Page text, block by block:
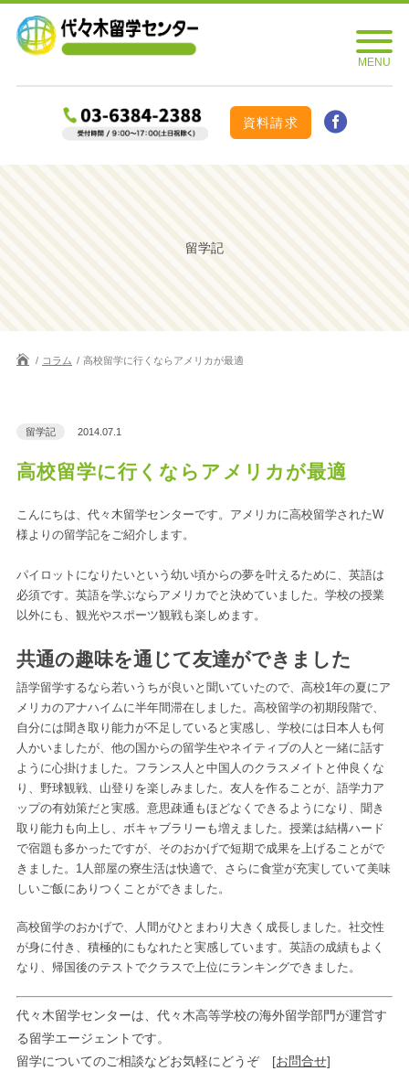
資料請求
留学記
コラム 高校留学に行くならアメリカが最適
留学記 2014.07.1
高校留学に行くならアメリカが最適
こんにちは、代々木留学センターです。アメリカに高校留学されたW
様よりの留学記をご紹介します。
パイロットになりたいという幼い頃からの夢を叶えるために、英語は
必須です。英語を学ぶならアメリカでと決めていました。学校の授業
以外にも、観光やスポーツ観戦も楽しめます。
共通の趣味を通じて友達ができました
語学留学するなら若いうちが良いと聞いていたので、高校1年の夏にア
メリカのアナハイムに半年間滞在しました。高校留学の初期段階で、
自分には聞き取り能力が不足していると実感し、学校には日本人も何
人かいましたが、他の国からの留学生やネイティブの人と一緒に話す
ように心掛けました。フランス人と中国人のクラスメイトと仲良くな
り、野球観戦、山登りを楽しみました。友人を作ることが、語学力ア
ップの有効策だと実感。意思疎通もほどなくできるようになり、聞き
取り能力も向上し、ボキャブラリーも増えました。授業は結構ハード
で宿題も多かったですが、そのおかげで短期で成果を上げることがで
きました。1人部屋の寮生活は快適で、さらに食堂が充実していて美味
しいご飯にありつくことができました。
高校留学のおかげで、人間がひとまわり大きく成長しました。社交性
が身に付き、積極的にもなれたと実感しています。英語の成績もよく
なり、帰国後のテストでクラスで上位にランキングできました。
代々木留学センターは、代々木高等学校の海外留学部門が運営す
る留学エージェントです。
留学についてのご相談などお気軽にどうぞ [お問合せ]